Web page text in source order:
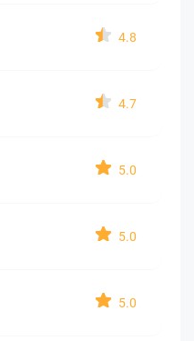
4.8
4.7
5.0
5.0
5.0